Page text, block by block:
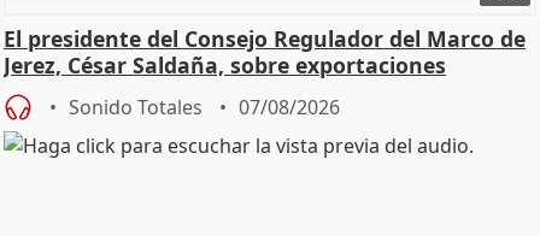
El presidente del Consejo Regulador del Marco de
Jerez, César Saldaña, sobre exportaciones
Sonido Totales 07/08/2026